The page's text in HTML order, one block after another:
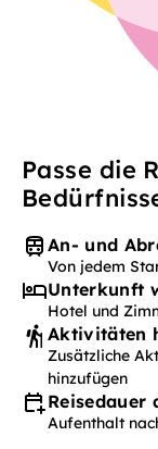
Passe die
An- und
Von jedem
Unterkunft
Hotel und
Aktivitäten
Zusätzliche
hinzufügen
Reisedauer
Aufenthalt